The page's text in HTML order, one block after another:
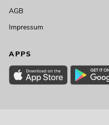
AGB
Impressum
APPS